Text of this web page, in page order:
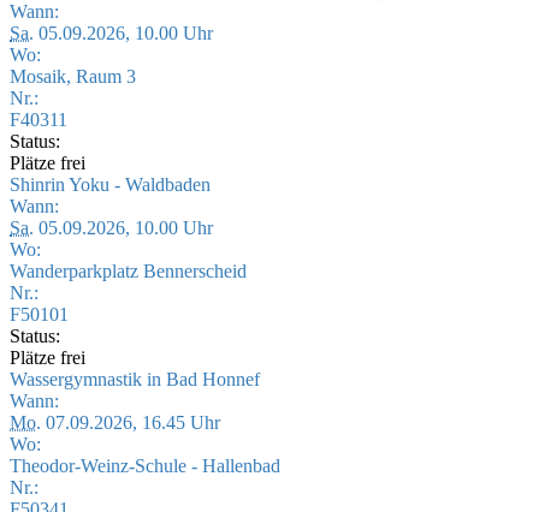
Wann:
Sa. 05.09.2026, 10.00 Uhr
Wo:
Mosaik, Raum 3
Nr.:
F40311
Status:
Plätze frei
Shinrin Yoku - Waldbaden
Wann:
Sa. 05.09.2026, 10.00 Uhr
Wo:
Wanderparkplatz Bennerscheid
Nr.:
F50101
Status:
Plätze frei
Wassergymnastik in Bad Honnef
Wann:
Mo. 07.09.2026, 16.45 Uhr
Wo:
Theodor-Weinz-Schule - Hallenbad
Nr.: